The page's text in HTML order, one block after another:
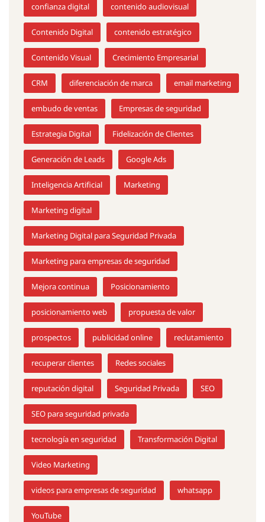
confianza digital contenido audiovisual
Contenido Digital contenido estratégico
Contenido Visual Crecimiento Empresarial
CRM diferenciación de marca email marketing
embudo de ventas Empresas de seguridad
Estrategia Digital Fidelización de Clientes
Generación de Leads Google Ads
Inteligencia Artificial Marketing
Marketing digital
Marketing Digital para Seguridad Privada
Marketing para empresas de seguridad
Mejora continua Posicionamiento
posicionamiento web propuesta de valor
prospectos publicidad online reclutamiento
recuperar clientes Redes sociales
reputación digital Seguridad Privada SEO
SEO para seguridad privada
tecnología en seguridad Transformación Digital
Video Marketing
videos para empresas de seguridad whatsapp
YouTube